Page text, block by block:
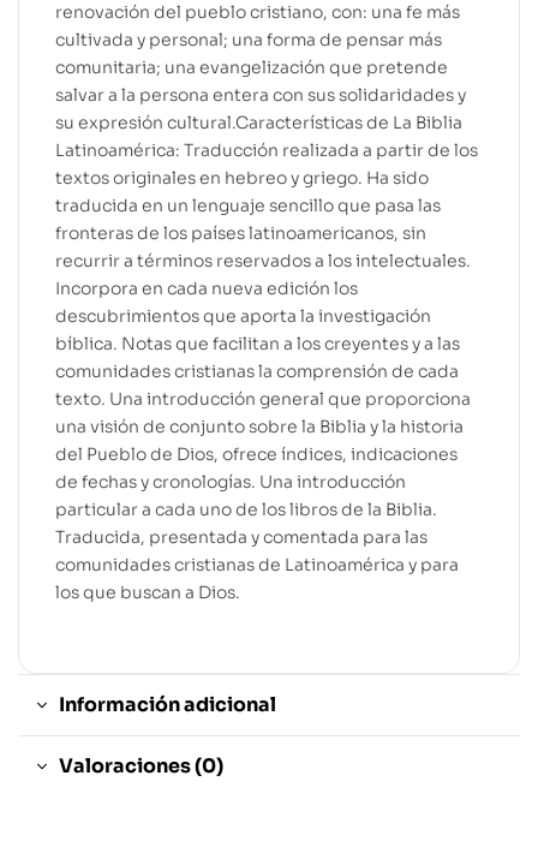
renovación del pueblo cristiano, con: una fe más
cultivada y personal; una forma de pensar más
comunitaria; una evangelización que pretende
salvar a la persona entera con sus solidaridades y
su expresión cultural.Características de La Biblia
Latinoamérica: Traducción realizada a partir de los
textos originales en hebreo y griego. Ha sido
traducida en un lenguaje sencillo que pasa las
fronteras de los países latinoamericanos, sin
recurrir a términos reservados a los intelectuales.
Incorpora en cada nueva edición los
descubrimientos que aporta la investigación
bíblica. Notas que facilitan a los creyentes y a las
comunidades cristianas la comprensión de cada
texto. Una introducción general que proporciona
una visión de conjunto sobre la Biblia y la historia
del Pueblo de Dios, ofrece índices, indicaciones
de fechas y cronologías. Una introducción
particular a cada uno de los libros de la Biblia.
Traducida, presentada y comentada para las
comunidades cristianas de Latinoamérica y para
los que buscan a Dios.
Información adicional
Valoraciones (0)